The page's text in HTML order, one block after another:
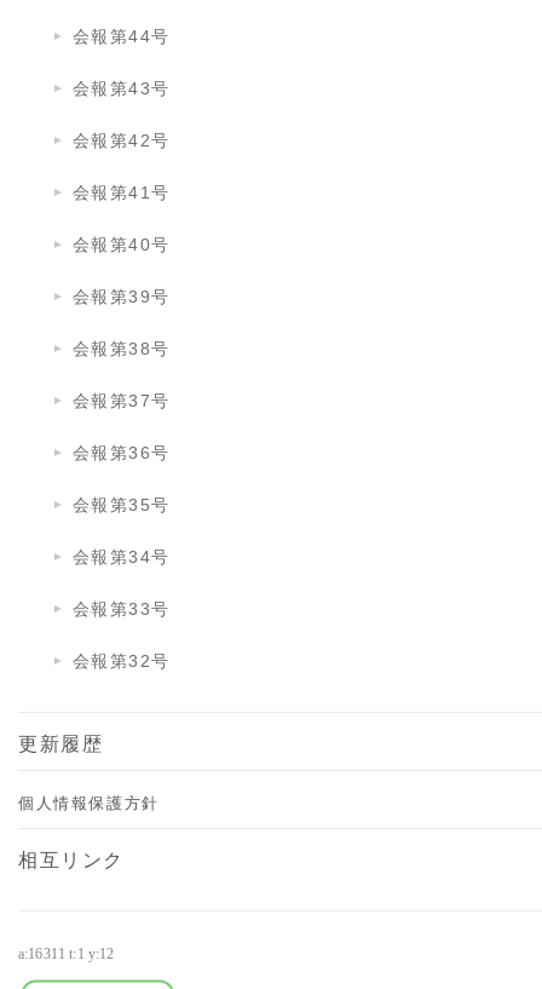
会報第44号
会報第43号
会報第42号
会報第41号
会報第40号
会報第39号
会報第38号
会報第37号
会報第36号
会報第35号
会報第34号
会報第33号
会報第32号
更新履歴
個人情報保護方針
相互リンク
a:16311 t:1 y:12